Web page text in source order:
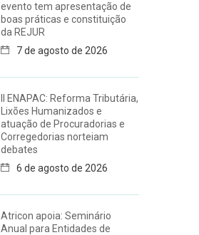
evento tem apresentação de
boas práticas e constituição
da REJUR
7 de agosto de 2026
II ENAPAC: Reforma Tributária,
Lixões Humanizados e
atuação de Procuradorias e
Corregedorias norteiam
debates
6 de agosto de 2026
Atricon apoia: Seminário
Anual para Entidades de